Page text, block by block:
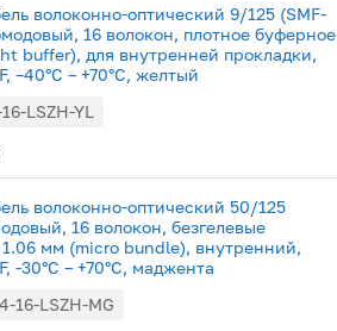
волоконно-оптический 9/125 (SMF-
16 волокон, плотное буферное
buffer), для внутренней прокладки,
–40°C – +70°C, желтый
LSZH-YL
волоконно-оптический 50/125
16 волокон, безгелевые
мм (micro bundle), внутренний,
-30°C – +70°C, маджента
16-LSZH-MG